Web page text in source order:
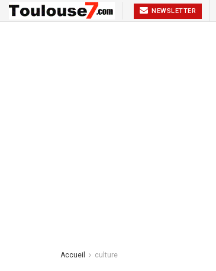
NEWSLETTER
Accueil culture